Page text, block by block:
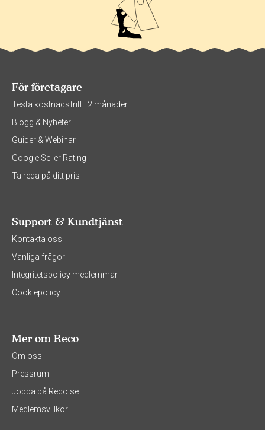
För företagare
Testa kostnadsfritt i 2 månader
Blogg & Nyheter
Guider & Webinar
Google Seller Rating
Ta reda på ditt pris
Support & Kundtjänst
Kontakta oss
Vanliga frågor
Integritetspolicy medlemmar
Cookiepolicy
Mer om Reco
Om oss
Pressrum
Jobba på Reco.se
Medlemsvillkor